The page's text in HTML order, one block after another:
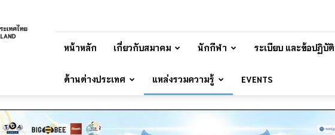
หน้าหลัก เกี่ยวกับสมาคม นักกีฬา ระเบียบ และข้อปฏิบัติ
ด้านต่างประเทศ แหล่งรวมความรู้ EVENTS